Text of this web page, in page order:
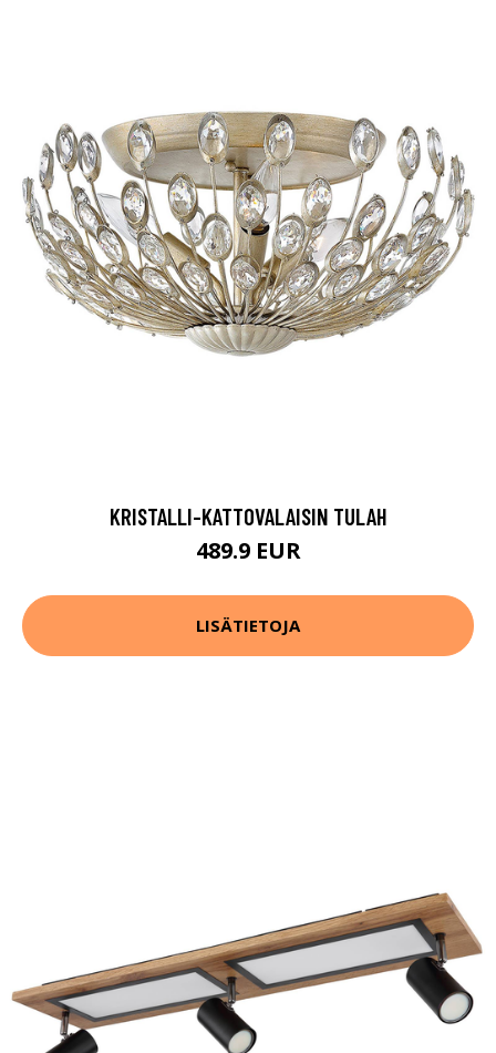
KRISTALLI-KATTOVALAISIN TULAH
489.9 EUR
LISÄTIETOJA